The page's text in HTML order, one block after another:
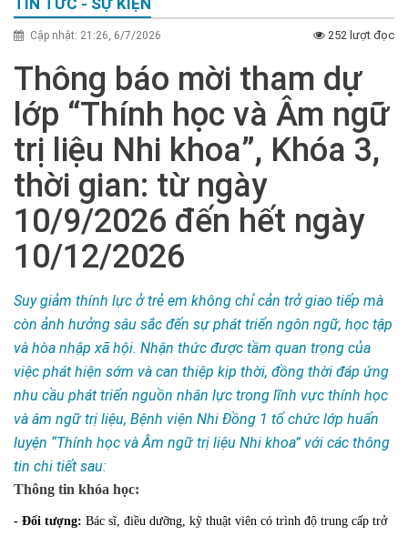
TIN TỨC - SỰ KIỆN
Cập nhật: 21:26, 6/7/2026 252 lượt đọc
Thông báo mời tham dự
lớp “Thính học và Âm ngữ
trị liệu Nhi khoa”, Khóa 3,
thời gian: từ ngày
10/9/2026 đến hết ngày
10/12/2026
Suy giảm thính lực ở trẻ em không chỉ cản trở giao tiếp mà
còn ảnh hưởng sâu sắc đến sự phát triển ngôn ngữ, học tập
và hòa nhập xã hội. Nhận thức được tầm quan trọng của
việc phát hiện sớm và can thiệp kịp thời, đồng thời đáp ứng
nhu cầu phát triển nguồn nhân lực trong lĩnh vực thính học
và âm ngữ trị liệu, Bệnh viện Nhi Đồng 1 tổ chức lớp huấn
luyện “Thính học và Âm ngữ trị liệu Nhi khoa” với các thông
tin chi tiết sau:
Thông tin khóa học:
- Đối tượng: Bác sĩ, điều dưỡng, kỹ thuật viên có trình độ trung cấp trở